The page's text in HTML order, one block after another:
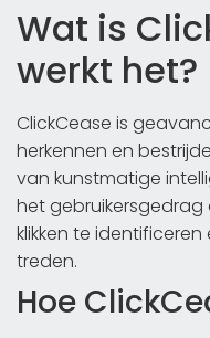
Wat is
werkt het?
ClickCease is
herkennen en
van kunstmatige
het
klikken te
treden.
Hoe